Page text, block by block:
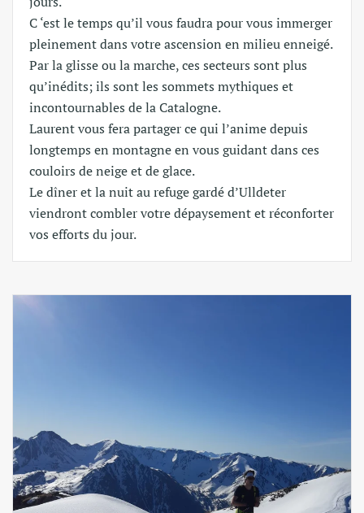
C ‘est le temps qu’il vous faudra pour vous immerger
pleinement dans votre ascension en milieu enneigé.
Par la glisse ou la marche, ces secteurs sont plus
qu’inédits; ils sont les sommets mythiques et
incontournables de la Catalogne.
Laurent vous fera partager ce qui l’anime depuis
longtemps en montagne en vous guidant dans ces
couloirs de neige et de glace.
Le dîner et la nuit au refuge gardé d’Ulldeter
viendront combler votre dépaysement et réconforter
vos efforts du jour.